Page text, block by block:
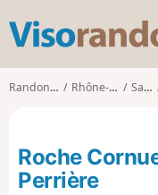
Randonnées Rhône-Alpes Savoie
Roche
Perrière